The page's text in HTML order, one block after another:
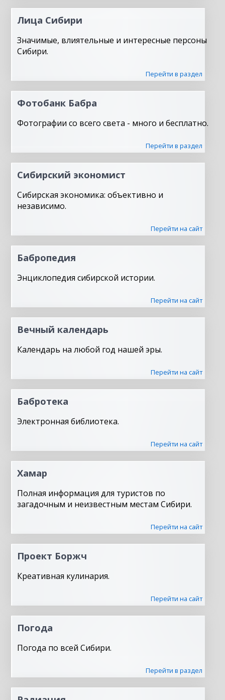
Лица Сибири
Значимые, влиятельные и интересные персоны
Сибири.
Перейти в раздел
Фотобанк Бабра
Фотографии со всего света - много и бесплатно.
Перейти в раздел
Сибирский экономист
Сибирская экономика: объективно и
независимо.
Перейти на сайт
Бабропедия
Энциклопедия сибирской истории.
Перейти на сайт
Вечный календарь
Календарь на любой год нашей эры.
Перейти на сайт
Бабротека
Электронная библиотека.
Перейти на сайт
Хамар
Полная информация для туристов по
загадочным и неизвестным местам Сибири.
Перейти на сайт
Проект Боржч
Креативная кулинария.
Перейти на сайт
Погода
Погода по всей Сибири.
Перейти в раздел